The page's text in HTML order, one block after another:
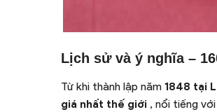
Lịch sử và ý nghĩa –
Từ khi thành lập năm 1848 tại
giá nhất thế giới , nổi tiếng